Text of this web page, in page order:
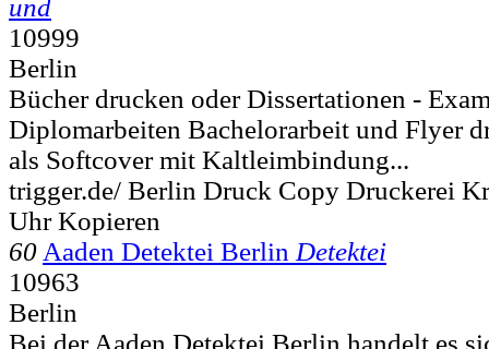
und
10999
Berlin
Bücher drucken oder Dissertationen -
Diplomarbeiten Bachelorarbeit und Flyer
als Softcover mit Kaltleimbindung...
trigger.de/ Berlin Druck Copy Druckerei
Uhr Kopieren
60 Aaden Detektei Berlin Detektei
10963
Berlin
Bei der Aaden Detektei Berlin handelt es